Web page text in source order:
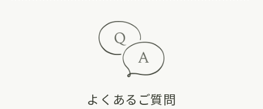
よくあるご質問